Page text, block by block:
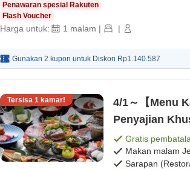
Penawaran spesial Rakuten
Flash Voucher
Harga untuk: 1 malam | |
Gunakan 2 kupon untuk Diskon Rp1.140.587
Tersisa 1 kamar!
4/1～【Menu
Penyajian
Domestik
Jepang]
Gratis
Makan malam
Sarapan